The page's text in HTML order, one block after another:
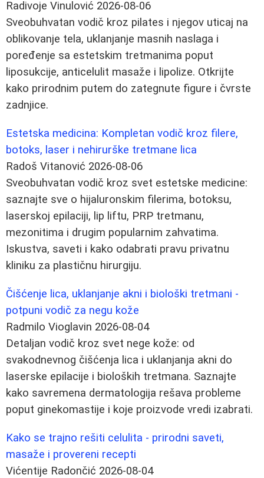
Radivoje Vinulović 2026-08-06
Sveobuhvatan vodič kroz pilates i njegov uticaj na
oblikovanje tela, uklanjanje masnih naslaga i
poređenje sa estetskim tretmanima poput
liposukcije, anticelulit masaže i lipolize. Otkrijte
kako prirodnim putem do zategnute figure i čvrste
zadnjice.
Estetska medicina: Kompletan vodič kroz filere,
botoks, laser i nehirurške tretmane lica
Radoš Vitanović 2026-08-06
Sveobuhvatan vodič kroz svet estetske medicine:
saznajte sve o hijaluronskim filerima, botoksu,
laserskoj epilaciji, lip liftu, PRP tretmanu,
mezonitima i drugim popularnim zahvatima.
Iskustva, saveti i kako odabrati pravu privatnu
kliniku za plastičnu hirurgiju.
Čišćenje lica, uklanjanje akni i biološki tretmani -
potpuni vodič za negu kože
Radmilo Vioglavin 2026-08-04
Detaljan vodič kroz svet nege kože: od
svakodnevnog čišćenja lica i uklanjanja akni do
laserske epilacije i bioloških tretmana. Saznajte
kako savremena dermatologija rešava probleme
poput ginekomastije i koje proizvode vredi izabrati.
Kako se trajno rešiti celulita - prirodni saveti,
masaže i provereni recepti
Vićentije Radončić 2026-08-04